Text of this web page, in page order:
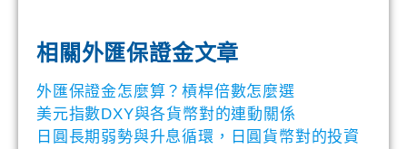
相關外匯保證金文章
外匯保證金怎麼算？槓桿倍數怎麼選
美元指數DXY與各貨幣對的連動關係
日圓長期弱勢與升息循環，日圓貨幣對的投資